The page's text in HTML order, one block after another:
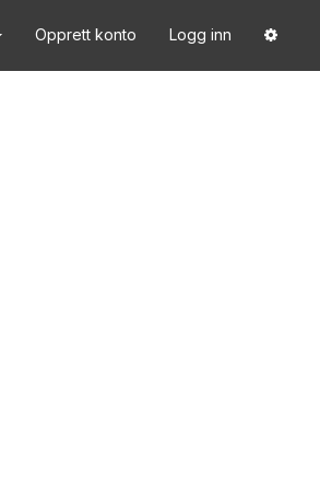
Opprett konto Logg inn